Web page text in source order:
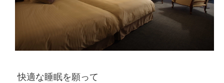
快適な睡眠を願って